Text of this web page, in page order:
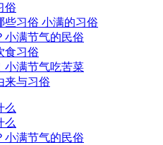
俗
些习俗 小满的习俗
小满节气的民俗
食习俗
小满节气吃苦菜
来与习俗
么
么
小满节气的民俗